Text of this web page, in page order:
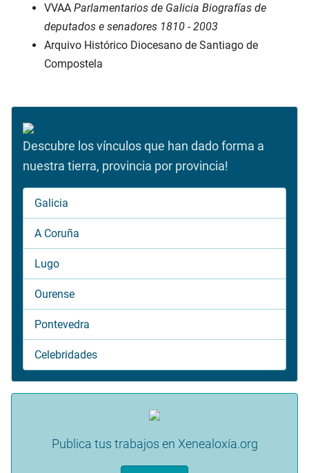
VVAA Parlamentarios de Galicia Biografías de
deputados e senadores 1810 - 2003
Arquivo Histórico Diocesano de Santiago de
Compostela
Descubre los vínculos que han dado forma a
nuestra tierra, provincia por provincia!
Galicia
A Coruña
Lugo
Ourense
Pontevedra
Celebridades
Publica tus trabajos en Xenealoxía.org